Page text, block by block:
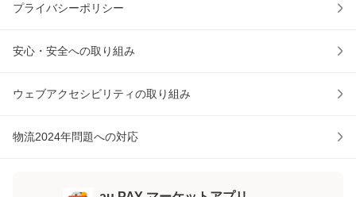
プライバシーポリシー
安心・安全への取り組み
ウェブアクセシビリティの取り組み
物流2024年問題への対応